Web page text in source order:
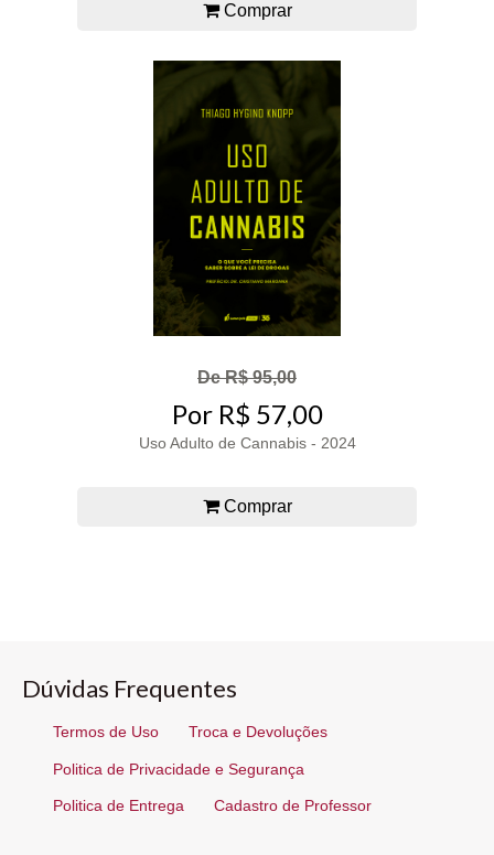
Comprar
De R$ 95,00
Por R$ 57,00
Uso Adulto de Cannabis - 2024
Comprar
Dúvidas Frequentes
Termos de Uso Troca e Devoluções
Politica de Privacidade e Segurança
Politica de Entrega Cadastro de Professor